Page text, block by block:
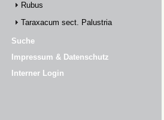
Rubus
Taraxacum sect. Palustria
Suche
Impressum & Datenschutz
Interner Login